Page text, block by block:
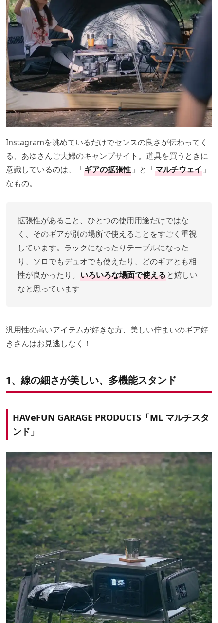
Instagramを眺めているだけでセンスの良さが伝わってく
る、あゆさんご夫婦のキャンプサイト。道具を買うときに
意識しているのは、「ギアの拡張性 」と「マルチウェイ 」
なもの。
拡張性があること、ひとつの使用用途だけではな
く、そのギアが別の場所で使えることをすごく重視
しています。ラックになったりテーブルになった
り、ソロでもデュオでも使えたり、どのギアとも相
性が良かったり。 いろいろな場面で使えると嬉しい
なと思っています
汎用性の高いアイテムが好きな方、美しい佇まいのギア好
きさんはお見逃しなく！
1、線の細さが美しい、多機能スタンド
HAVeFUN GARAGE PRODUCTS「ML マルチスタ
ンド」